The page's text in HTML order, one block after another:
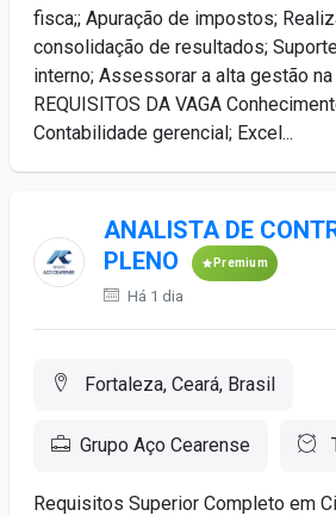
fisca;; Apuração de impostos;
consolidação de resultados;
interno; Assessorar a alta gestão
REQUISITOS DA VAGA
Contabilidade gerencial; Excel...
ANALISTA DE
PLENO
Premium
Há 1 dia
Fortaleza, Ceará, Brasil
Grupo Aço Cearense
Requisitos Superior Completo em